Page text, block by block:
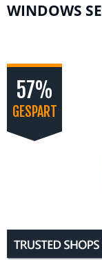
WINDOWS
57%
GESPART